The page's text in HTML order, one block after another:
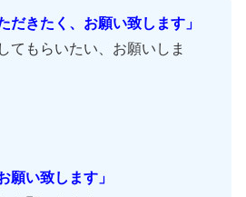
だきたく、お願い致します」
てもらいたい、お願いしま
願い致します」